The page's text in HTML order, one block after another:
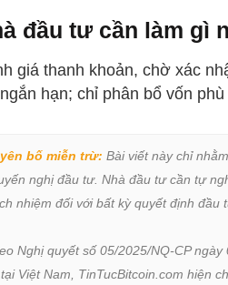
đầu tư cần làm gì
giá thanh khoản, chờ xác
hạn; chỉ phân bổ vốn
bố miễn trừ: Bài viết này chỉ
nghị đầu tư. Nhà đầu tư cần tự
nhiệm đối với bất kỳ quyết định đầu
Nghị quyết số 05/2025/NQ-CP
Việt Nam, TinTucBitcoin.com hiện